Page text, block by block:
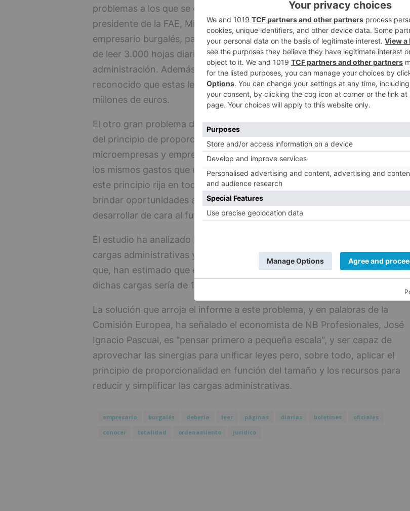
problemas a los que se enfrenta las PYMEs de la provincia. A esto, el
presidente de la FAE, Miguel Ángel Benavente, ha reseñado que un
empresario burgalés, para conocer la totalidad de la legislación, debería
de leer 3.000 hojas diarias para dejar de sentirse indefensos ante la
administración. Además, ha matizado que la Unión Europea ha
reconocido que estas leyes podrían unificarse, llegando a ahorrar 40.000
millones de euros.
El otro gran problema de esta macroregulación es la ausencia en la misma
del principio de proporcionalidad, lo que hace que las PYMEs,
microempresas y emprendedores deban hacer frente a, prácticamente,
los mismos gastos que una gran empresa. Sobremonte ha instado a que
este principio rija en todas las cargas administrativas para, sobre todo,
brindar oportunidades a los emprendedores, sector que hay que
desarrollar de cara al futuro.
El estudio ha analizado las horas que dedica una empresa a resolver las
cargas administrativas y, posteriormente las ha traducido en dinero por lo
que, han estimado que el coste total para la empresa burgalesa por
dichas cargas sería de 140 millones de euros.
La solución que arroja el informe a este problema, y en palabras de la
Comisión Europea, ha señalado el economista de NB Profesionales, José
Ignacio Pascual, es "pensar primero a pequeña escala", y ser capaz de
aprovechar las sinergias para unificar leyes pero, sobre todo, aplicar el
principio de proporcionalidad en función del tamaño y los recursos para
reducir y simplificar las cargas administrativas.
empresario burgalés debería leer páginas diarias boletines
oficiales
conocer
totalidad ordenamiento jurídico